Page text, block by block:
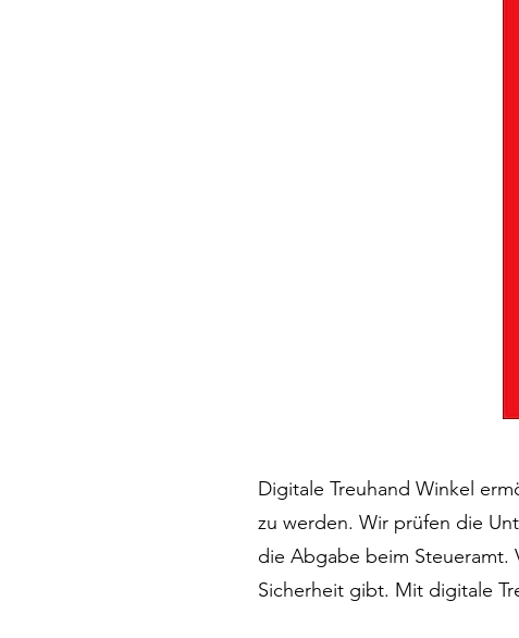
Digitale Treuhand Winkel
zu werden. Wir prüfen die
die Abgabe beim Steueramt.
Sicherheit gibt. Mit digitale